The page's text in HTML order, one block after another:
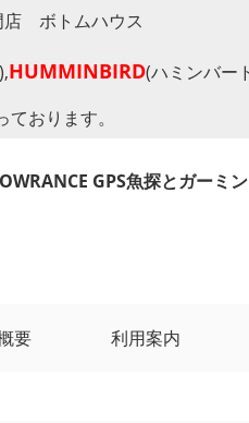
店 ボトムハウス
HUMMINBIRD(ハミンバー
おります。
GPS魚探とガーミ
要 利用案内